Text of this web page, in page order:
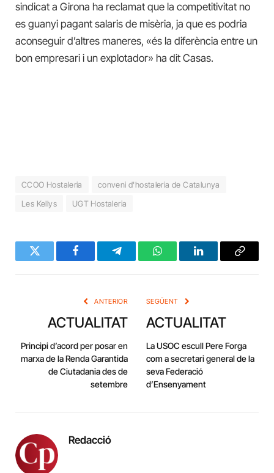
sindicat a Girona ha reclamat que la competitivitat no
es guanyi pagant salaris de misèria, ja que es podria
aconseguir d’altres maneres, «és la diferència entre un
bon empresari i un explotador» ha dit Casas.
CCOO Hostaleria
conveni d'hostaleria de Catalunya
Les Kellys
UGT Hostaleria
Twitter FacebookTelegramWhatsAppLinkedInCopy
ANTERIOR
ACTUALITAT
Principi d’acord per posar en
marxa de la Renda Garantida
de Ciutadania des de
setembre
SEGÜENT
ACTUALITAT
La USOC escull Pere Forga
com a secretari general de la
seva Federació
d’Ensenyament
Redacció